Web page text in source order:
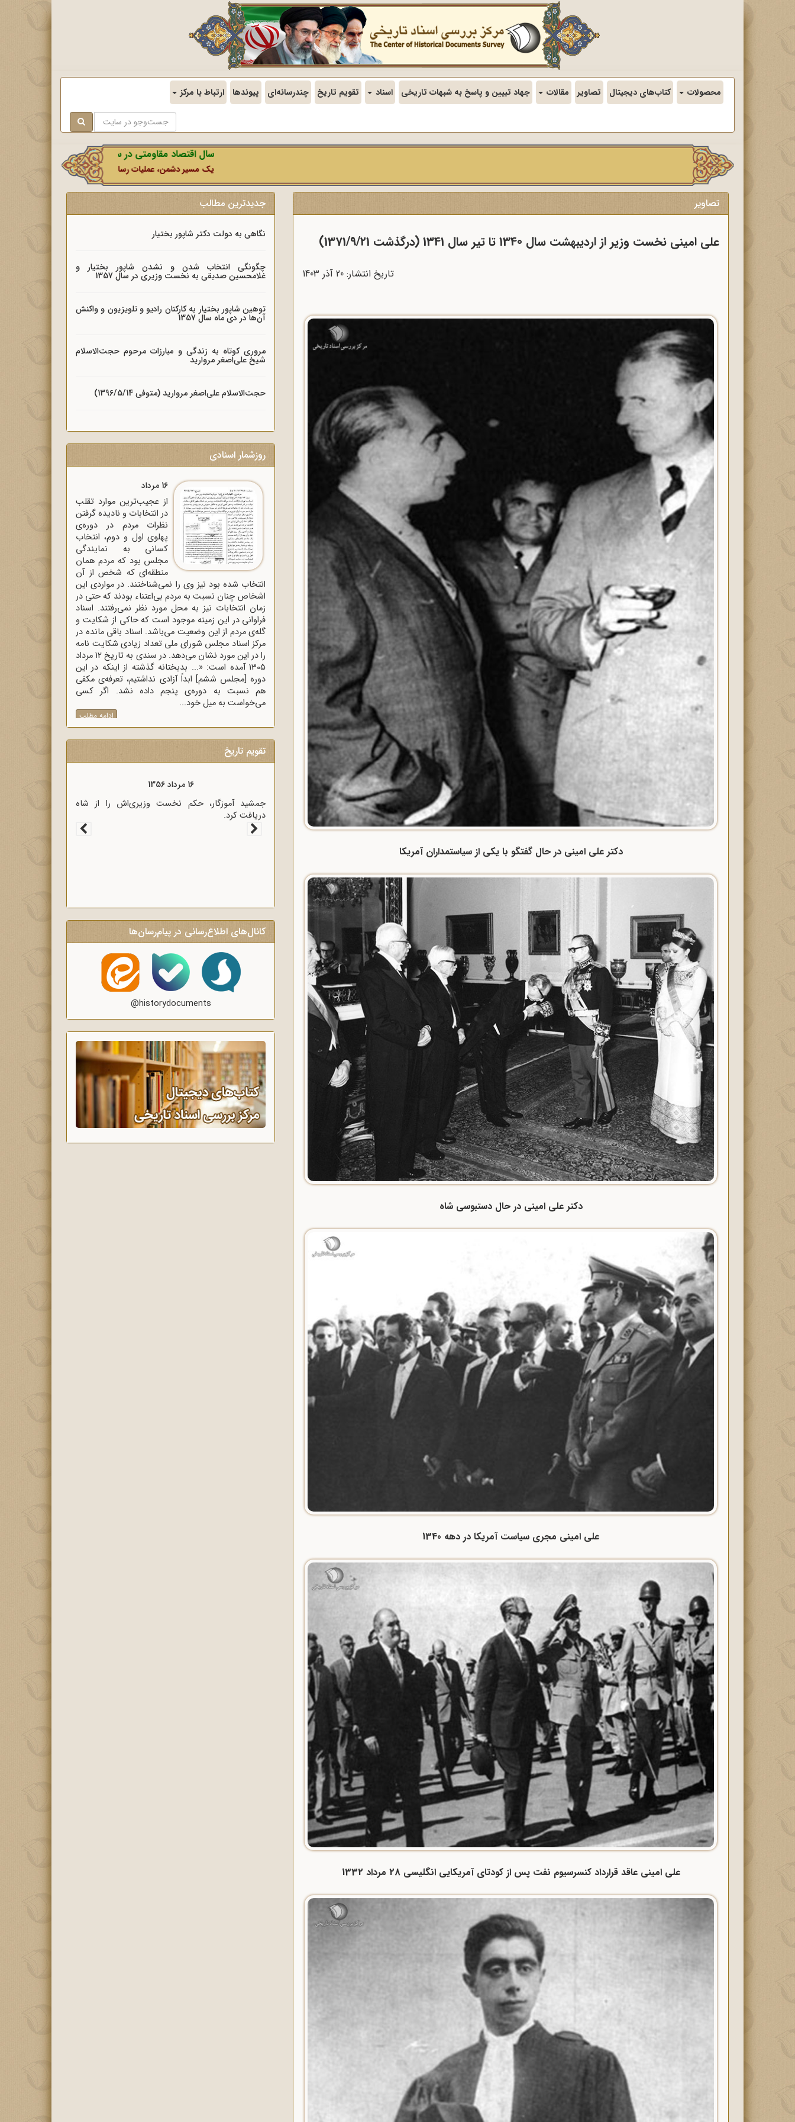
محصولات کتاب‌های دیجیتال تصاویر مقالات جهاد تبیین و پاسخ به شبهات تاریخی اسناد تقویم تاریخ چندرسانه‌ای پیوندها ارتباط با مرکز
سال اقتصاد مقاومتی در سایه وحدت ملی و امنیت ملی.
یک مسیر دشمن، عملیات رسانه‌ای او است که در این ایام بطور خاص
تصاویر
علی امینی نخست وزیر از اردیبهشت سال 1340 تا تیر سال 1341 (درگذشت 1371/9/21)
تاریخ انتشار: 20 آذر 1403
دکتر علی امینی در حال گفتگو با یکی از سیاستمداران آمریکا
دکتر علی امینی در حال دستبوسی شاه
علی امینی مجری سیاست آمریکا در دهه 1340
علی امینی عاقد قرارداد کنسرسیوم نفت پس از کودتای آمریکایی انگلیسی 28 مرداد 1332
جدیدترین مطالب
نگاهی به دولت دکتر شاپور بختیار
چگونگی انتخاب شدن و نشدن شاپور بختیار و
غلامحسین صدیقی به نخست وزیری در سال 1357
توهین شاپور بختیار به کارکنان رادیو و تلویزیون و واکنش
آن‌ها در دی ماه سال 1357
مروری کوتاه به زندگی و مبارزات مرحوم حجت‌الاسلام
شیخ علی‌اصغر مروارید
حجت‌الاسلام علی‌اصغر مروارید (متوفی 1396/5/14)
روزشمار اسنادی
16 مرداد
از عجیب‌ترین موارد تقلب
در انتخابات و نادیده گرفتن
نظرات مردم در دوره‌ی
پهلوی اول و دوم، انتخاب
کسانی به نمایندگی
مجلس بود که مردم همان
منطقه‌ای که شخص از آن
انتخاب شده بود نیز وی را نمی‌شناختند. در مواردی این
اشخاص چنان نسبت به مردم بی‌اعتناء بودند که حتی در
زمان انتخابات نیز به محل مورد نظر نمی‌رفتند. اسناد
فراوانی در این زمینه موجود است که حاکی از شکایت و
گله‌ی مردم از این وضعیت می‌باشد. اسناد باقی مانده در
مرکز اسناد مجلس شورای ملی تعداد زیادی شکایت نامه
را در این مورد نشان می‌دهد. در سندی به تاریخ 12 مرداد
1305 آمده است: «... بدبختانه گذشته از اینکه در این
دوره [مجلس ششم] ابداً آزادی نداشتیم، تعرفه‌ی مکفی
هم نسبت به دوره‌ی پنجم داده نشد. اگر کسی
می‌خواست به میل خود...
ادامه مطلب
تقویم تاریخ
16 مرداد 1357
آغاز سخنرانی‌های انتقادی و روشنگر وعاظ در لبیک به
پیام امام به وعاظ و روحانیون برای روشنگری و
آگاه‌سازی در منبرهای ماه رمضان.
کانال‌های اطلاع‌رسانی در پیام‌رسان‌ها
@historydocuments